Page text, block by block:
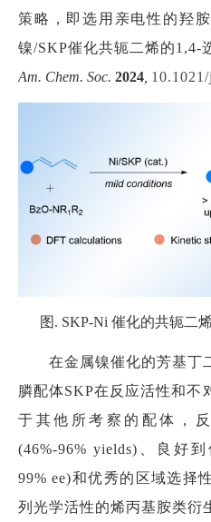
策略，即选用亲电性的羟
镍/SKP催化共轭二烯的1,4-
Am. Chem. Soc. 2024
图. SKP-Ni 催化的共轭二
在金属镍催化的芳基丁
膦配体SKP在反应活性和不
于其他所考察的配体，
(46%-96% yields)、良好
99% ee)和优秀的区域选择
列光学活性的烯丙基胺类衍